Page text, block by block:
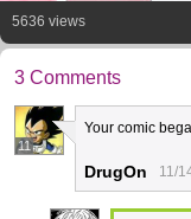
5636 views
3 Comments
11
Your comic
DrugOn 11/